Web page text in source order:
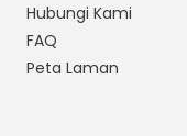
Hubungi Kami
FAQ
Peta Laman